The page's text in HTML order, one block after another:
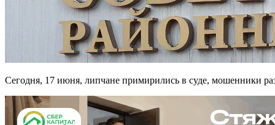
Сегодня, 17 июня, липчане примирились в суде, мошенники